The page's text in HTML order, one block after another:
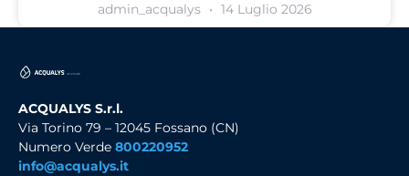
admin_acqualys 14 Luglio 2026
ACQUALYS S.r.l.
Via Torino 79 – 12045 Fossano (CN)
Numero Verde 800220952
info@acqualys.it